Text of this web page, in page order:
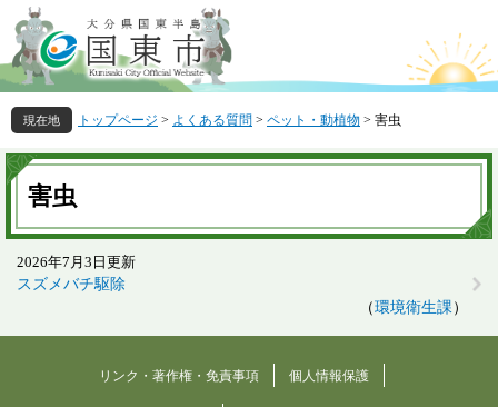
ー
ジ
の
先
頭
で
す
ニ
ュ
ー
を
飛
ば
し
トップページ > よくある質問 > ペット・動植物 > 害虫
本
文
害虫
2026年7月3日更新
スズメバチ駆除
環境衛生課
リンク・著作権・免責事項 個人情報保護